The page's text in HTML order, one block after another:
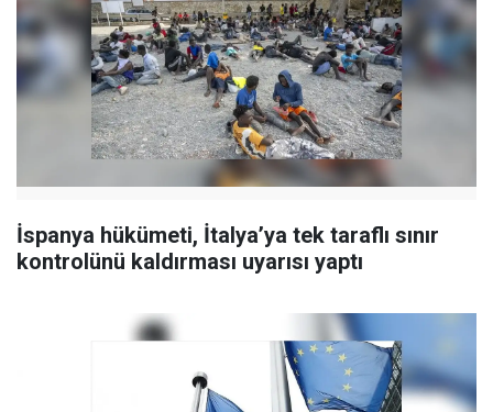
İspanya hükümeti, İtalya’ya tek taraflı sınır
kontrolünü kaldırması uyarısı yaptı